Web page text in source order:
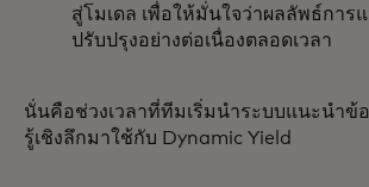
สู่โมเดล เพื่อให้มั่นใจว่าผลลัพธ์การ
ปรับปรุงอย่างต่อเนื่องตลอดเวลา
นั่นคือช่วงเวลาที่ทีมเริ่มนำระบบแนะนำข้
รู้เชิงลึกมาใช้กับ Dynamic Yield